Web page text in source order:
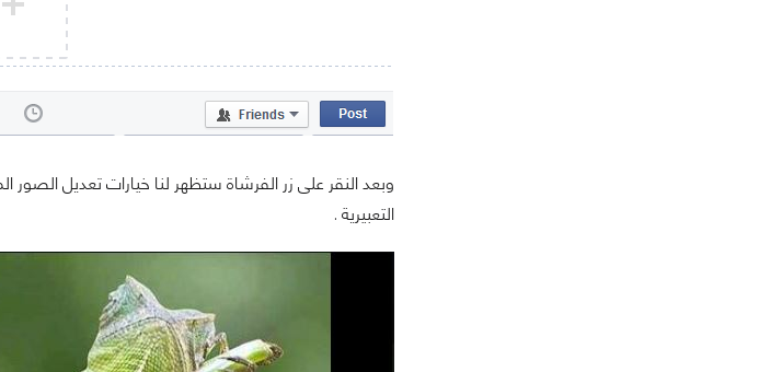
وبعد النقر على زر الفرشاة ستظهر لنا خيارات تعديل
التعبيرية .